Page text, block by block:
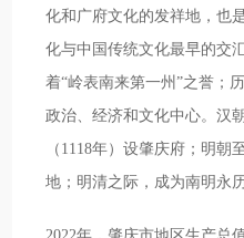
化和广府文化的发祥地，也
化与中国传统文化最早的交
着“岭表南来第一州”之誉；
政治、经济和文化中心。汉
（1118年）设肇庆府；明
地；明清之际，成为南明永